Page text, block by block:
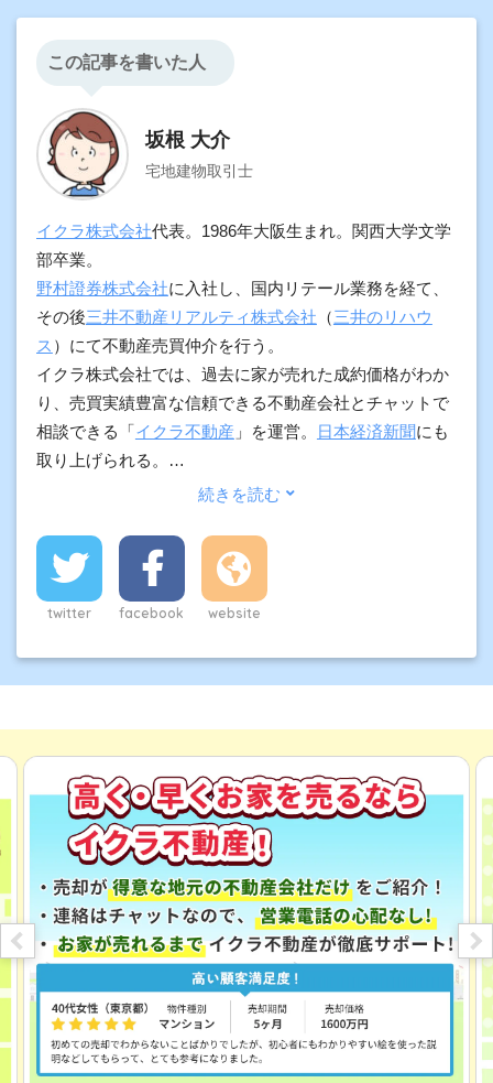
この記事を書いた人
坂根 大介
宅地建物取引士
イクラ株式会社代表。1986年大阪生まれ。関西大学文学
部卒業。
野村證券株式会社に入社し、国内リテール業務を経て、
その後三井不動産リアルティ株式会社 （三井のリハウ
ス ）にて不動産売買仲介を行う。
イクラ株式会社では、過去に家が売れた成約価格がわか
り、売買実績豊富な信頼できる不動産会社とチャットで
相談できる「イクラ不動産 」を運営。 日本経済新聞にも
取り上げられる。
加えて、契約実務や物件調査の経験をもとに、プロ向け
りやすく発信している。
また、司法書士事務所では、不動産登記の専門家として
登記だけでなく、離婚協議書の作成や遺産分割協議書の
住宅ローンなど金銭的問題・離婚・相続などを中心に法
律に関わる不動産売却の相談が年間1000件以上ある。
twitter facebook website